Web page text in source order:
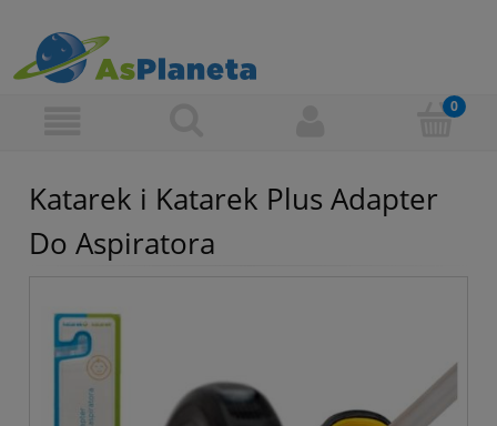
Katarek i Katarek Plus Adapter
Do Aspiratora